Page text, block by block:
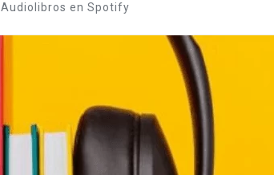
Audiolibros en Spotify